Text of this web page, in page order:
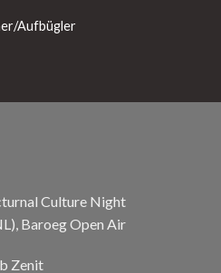
Aufbügler
Culture Night
Baroeg Open Air
Zenit